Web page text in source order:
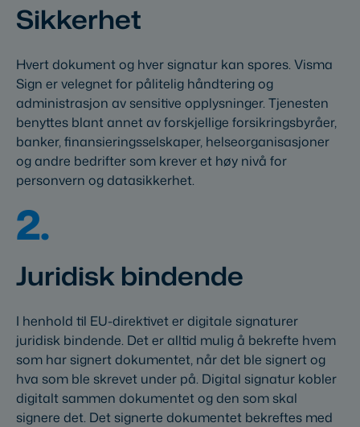
Sikkerhet
Hvert dokument og hver signatur kan spores. Visma
Sign er velegnet for pålitelig håndtering og
administrasjon av sensitive opplysninger. Tjenesten
benyttes blant annet av forskjellige forsikringsbyråer,
banker, finansieringsselskaper, helseorganisasjoner
og andre bedrifter som krever et høy nivå for
personvern og datasikkerhet.
2.
Juridisk bindende
I henhold til EU-direktivet er digitale signaturer
juridisk bindende. Det er alltid mulig å bekrefte hvem
som har signert dokumentet, når det ble signert og
hva som ble skrevet under på. Digital signatur kobler
digitalt sammen dokumentet og den som skal
signere det. Det signerte dokumentet bekreftes med